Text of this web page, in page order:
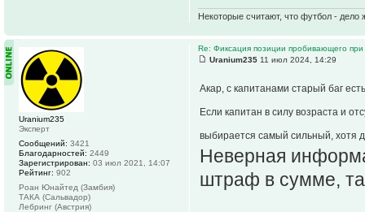
Некоторые считают, что футбол -
Re: Фиксация позиции пробивающего
Uranium235 11 июл 2024, 14:29
Акар, с капитанами старый баг
Если капитан в силу возраста и
выбирается самый сильный, хотя
Неверная
штраф в сумме,
Uranium235
Эксперт
Сообщений: 3421
Благодарностей: 2449
Зарегистрирован: 03 июл 2021, 14:07
Рейтинг: 902
Роан Юнайтед (Замбия)
ТАКА (Сальвадор)
Лебринг (Австрия)